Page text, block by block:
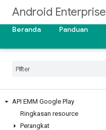
Android Enterprise
Beranda
Panduan
API EMM Google Play
Ringkasan resource
Perangkat